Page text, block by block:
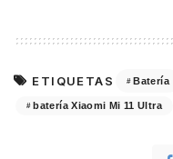
ETIQUETAS Batería
batería Xiaomi Mi 11 Ultra